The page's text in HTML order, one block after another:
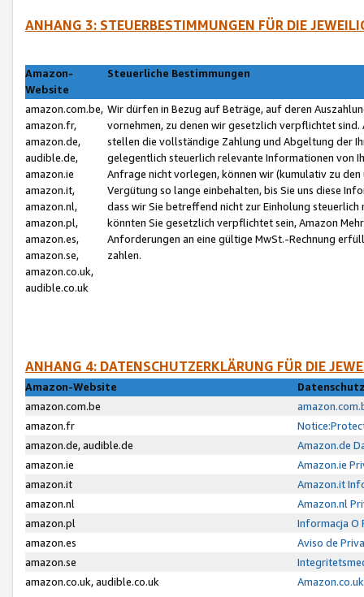
ANHANG 3: STEUERBESTIMMUNGEN FÜR DIE
Amazon-
Website
Steuerliche Bestimmungen
amazon.com.be,
amazon.fr,
amazon.de,
audible.de,
amazon.ie
amazon.it,
amazon.nl,
amazon.pl,
amazon.es,
amazon.se,
amazon.co.uk,
audible.co.uk
Wir dürfen in Bezug auf Beträge, auf deren
vornehmen, zu denen wir gesetzlich verpflichtet
stellen die vollständige Zahlung und Abgeltung der
gelegentlich steuerlich relevante Informationen von
Anfrage nicht vorlegen, können wir (kumulativ zu
Vergütung so lange einbehalten, bis Sie uns diese
dass wir Sie betreffend nicht zur Einholung
könnten Sie gesetzlich verpflichtet sein, Amazon
Anforderungen an eine gültige MwSt.-Rechnung
zahlen.
ANHANG 4: DATENSCHUTZERKLÄRUNG FÜR DIE
Amazon-Website
amazon.com.be
amazon.fr
amazon.de, audible.de
Amazon.de
amazon.ie
Amazon.ie
amazon.it
Amazon.it
amazon.nl
Amazon.nl
amazon.pl
Informacja O
amazon.es
Aviso de
amazon.se
amazon.co.uk, audible.co.uk